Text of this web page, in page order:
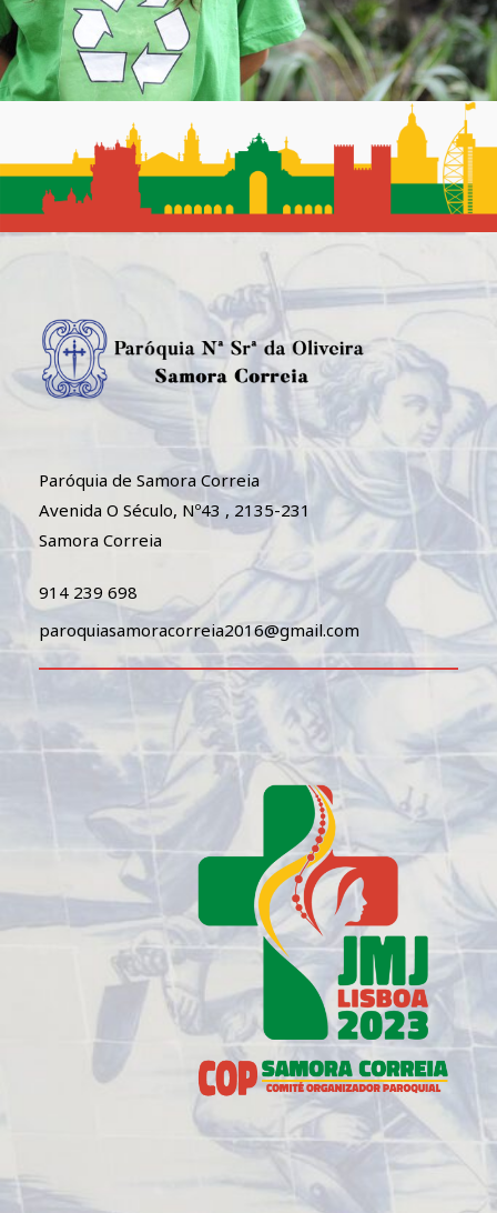
Paróquia de Samora Correia
Avenida O Século, Nº43 , 2135-231
Samora Correia
914 239 698
paroquiasamoracorreia2016@gmail.com